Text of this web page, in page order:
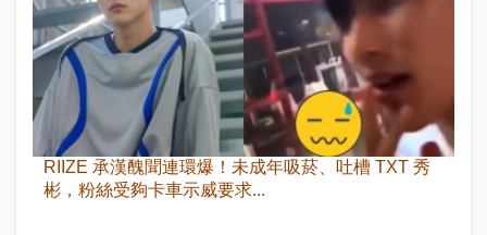
RIIZE 承漢醜聞連環爆！未成年吸菸、吐槽 TXT 秀
彬，粉絲受夠卡車示威要求...